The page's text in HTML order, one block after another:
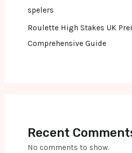
spelers
Roulette High Stakes UK
Comprehensive Guide
Recent
No comments to show.